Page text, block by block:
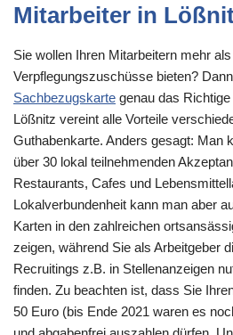
Mitarbeiter in
Sie wollen Ihren Mitarbeitern mehr
Verpflegungszuschüsse bieten?
Sachbezugskarte genau das
Lößnitz vereint alle Vorteile
Guthabenkarte. Anders gesagt: Man
über 30 lokal teilnehmenden
Restaurants, Cafes und
Lokalverbundenheit kann man aber
Karten in den zahlreichen
zeigen, während Sie als Arbeitgeber
Recruitings z.B. in Stellenanzeigen
finden. Zu beachten ist, dass Sie
50 Euro (bis Ende 2021 waren es